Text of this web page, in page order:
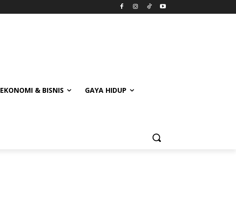
EKONOMI & BISNIS GAYA HIDUP